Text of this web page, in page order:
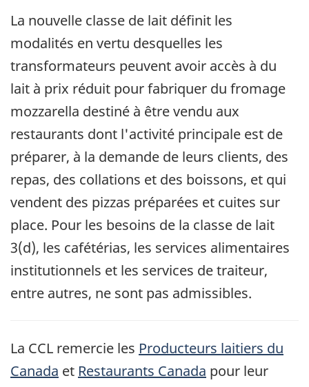
La nouvelle classe de lait définit les
modalités en vertu desquelles les
transformateurs peuvent avoir accès à du
lait à prix réduit pour fabriquer du fromage
mozzarella destiné à être vendu aux
restaurants dont l'activité principale est de
préparer, à la demande de leurs clients, des
repas, des collations et des boissons, et qui
vendent des pizzas préparées et cuites sur
place. Pour les besoins de la classe de lait
3(d), les cafétérias, les services alimentaires
institutionnels et les services de traiteur,
entre autres, ne sont pas admissibles.
La CCL remercie les Producteurs laitiers du
Canada et Restaurants Canada pour leur